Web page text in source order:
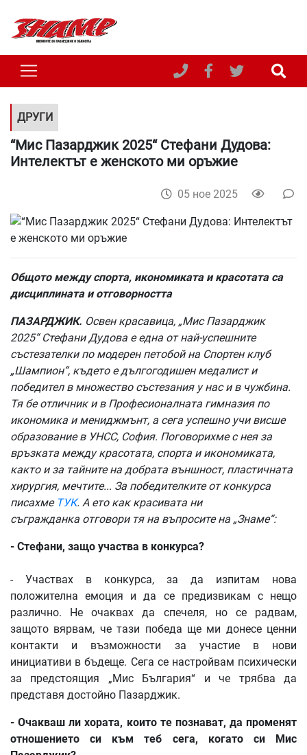
ДРУГИ
“Мис Пазарджик 2025“ Стефани Дудова:
Интелектът е женското ми оръжие
05 ное 2025
Общото между спорта, икономиката и красотата са
дисциплината и отговорността
ПАЗАРДЖИК. Освен красавица, „Мис Пазарджик
2025“ Стефани Дудова е една от най-успешните
състезателки по модерен петобой на Спортен клуб
„Шампион“, където е дългогодишен медалист и
победител в множество състезания у нас и в чужбина.
Тя бе отличник и в Професионалната гимназия по
икономика и мениджмънт, а сега успешно учи висше
образование в УНСС, София. Поговорихме с нея за
връзката между красотата, спорта и икономиката,
както и за тайните на добрата външност, пластичната
хирургия, мечтите... За победителките от конкурса
писахме ТУК. А ето как красивата ни
съгражданка отговори тя на въпросите на „Знаме“:
- Стефани, защо участва в конкурса?
- Участвах в конкурса, за да изпитам нова
положителна емоция и да се предизвикам с нещо
различно. Не очаквах да спечеля, но се радвам,
защото вярвам, че тази победа ще ми донесе ценни
контакти и възможности за участие в нови
инициативи в бъдеще. Сега се настройвам психически
за предстоящия „Мис България“ и че трябва да
представя достойно Пазарджик.
-Очакваш ли хората, които те познават, да променят
отношението
си към теб сега, когато си
Мис